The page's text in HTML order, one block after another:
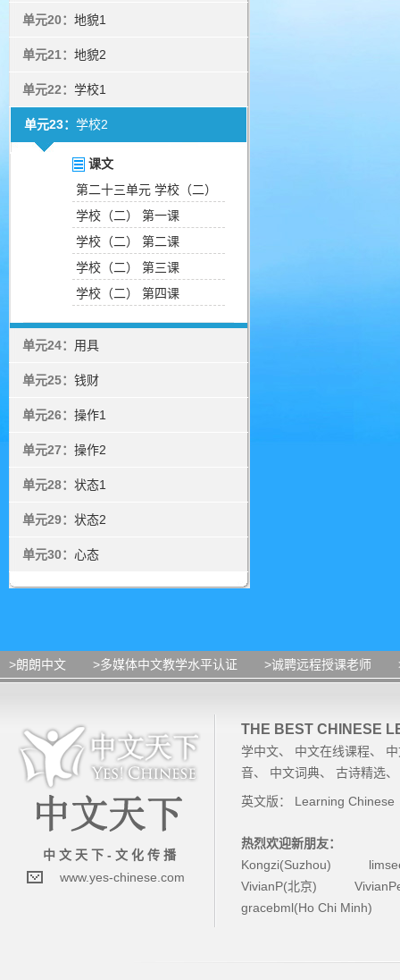
单元20： 地貌1
单元21： 地貌2
单元22： 学校1
单元23： 学校2
课文
第二十三单元 学校（二）
学校（二） 第一课
学校（二） 第二课
学校（二） 第三课
学校（二） 第四课
单元24： 用具
单元25： 钱财
单元26： 操作1
单元27： 操作2
单元28： 状态1
单元29： 状态2
单元30： 心态
>朗朗中文 >多媒体中文教学水平认证 >诚聘远程授课老师
中 文 天 下 - 文 化 传 播
www.yes-chinese.com
THE BEST CHINESE
学中文、 中文在线课程、
音、 中文词典、 古诗精选
英文版： Learning Chinese
热烈欢迎新朋友：
Kongzi(Suzhou)
VivianP(北京)
gracebml(Ho Chi Minh)